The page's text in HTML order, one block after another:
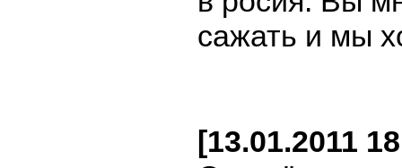
сажать и мы
[13.01.2011